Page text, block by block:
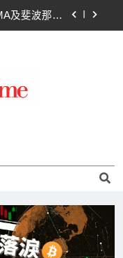
及斐波那契
降通道持續
焦流通量萎縮
！民主黨七
及斐波那契
Warren正式
流通量萎縮
！民主黨七
尚未準備好
塊鏈、NFT、加密貨